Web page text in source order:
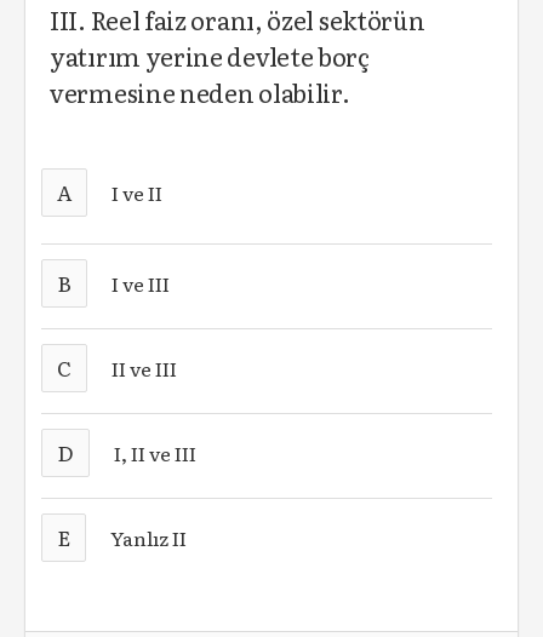
III. Reel faiz oranı, özel sektörün
yatırım yerine devlete borç
vermesine neden olabilir.
A I ve II
B I ve III
C II ve III
D I, II ve III
E Yanlız II